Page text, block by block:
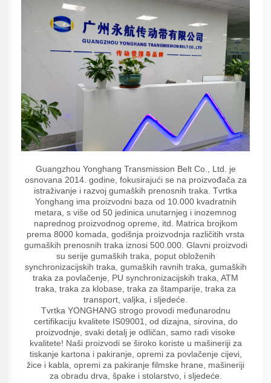
Guangzhou Yonghang Transmission Belt Co., Ltd. je
osnovana 2014. godine, fokusirajući se na proizvođača za
istraživanje i razvoj gumaških prenosnih traka. Tvrtka
Yonghang ima proizvodni baza od 10.000 kvadratnih
metara, s više od 50 jedinica unutarnjeg i inozemnog
naprednog proizvodnog opreme, itd. Matrica brojkom
prema 8000 komada, godišnja proizvodnja različitih vrsta
gumaških prenosnih traka iznosi 500.000. Glavni proizvodi
su serije gumaških traka, poput obloženih
synchronizacijskih traka, gumaških ravnih traka, gumaških
traka za povlačenje, PU synchronizacijskih traka, ATM
traka, traka za klobase, traka za štamparije, traka za
transport, valjka, i sljedeće.
Tvrtka YONGHANG strogo provodi međunarodnu
certifikaciju kvalitete IS09001, od dizajna, sirovina, do
proizvodnje, svaki detalj je odličan, samo radi visoke
kvalitete! Naši proizvodi se široko koriste u mašineriji za
tiskanje kartona i pakiranje, opremi za povlačenje cijevi,
žice i kabla, opremi za pakiranje filmske hrane, mašineriji
za obradu drva, špake i stolarstvo, i sljedeće.